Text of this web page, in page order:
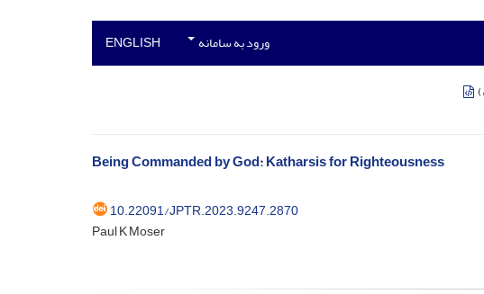
ورود به سامانه ENGLISH
Being Commanded by God: Katharsis for Righteousness
10.22091/JPTR.2023.9247.2870
Paul K Moser